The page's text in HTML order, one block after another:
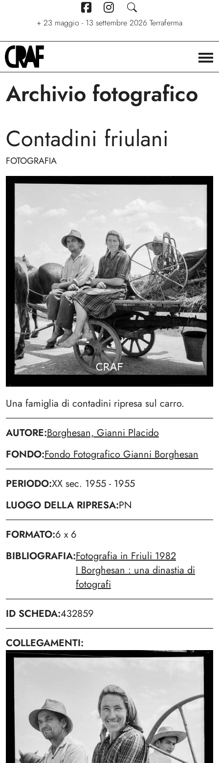
7 giugno - 6 settembre 2026 Stelle. Ritratti nel cinema di
+ 23 maggio - 13 settembre 2026 Terraferma
+ 24/04/2026 - 27/09/2026 Via per le strade
Archivio fotografico
Contadini friulani
FOTOGRAFIA
Una famiglia di contadini ripresa sul carro.
AUTORE Borghesan, Gianni Placido
FONDO Fondo Fotografico Gianni Borghesan
PERIODO XX sec. 1955 - 1955
LUOGO DELLA RIPRESA PN
FORMATO 6 x 6
BIBLIOGRAFIA Fotografia in Friuli 1982
I Borghesan : una dinastia di
fotografi
ID SCHEDA 432859
COLLEGAMENTI